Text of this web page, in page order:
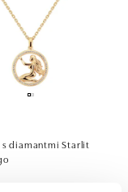
diamantmi Starlit